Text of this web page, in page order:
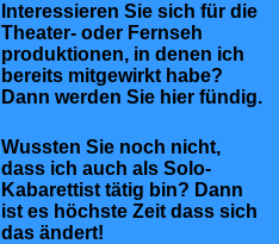
Interessieren Sie sich für die
Theater- oder Fernseh
produktionen, in denen ich
bereits mitgewirkt habe?
Dann werden Sie hier fündig.
Wussten Sie noch nicht,
dass ich auch als Solo-
Kabarettist tätig bin? Dann
ist es höchste Zeit dass sich
das ändert!